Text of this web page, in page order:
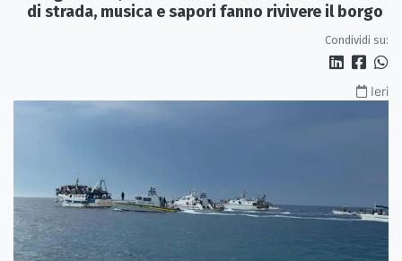
di strada, musica e sapori fanno rivivere il borgo
Condividi su:
Ieri